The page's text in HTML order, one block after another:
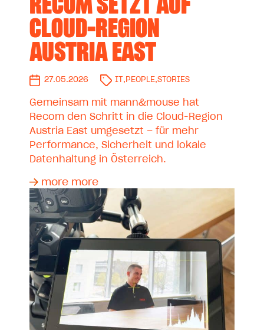
CLOUD-REGION
AUSTRIA EAST
27.05.2026 IT , PEOPLE,STORIES
Gemeinsam mit mann&mouse hat
Recom den Schritt in die Cloud-Region
Austria East umgesetzt – für mehr
Performance, Sicherheit und lokale
Datenhaltung in Österreich.
more more